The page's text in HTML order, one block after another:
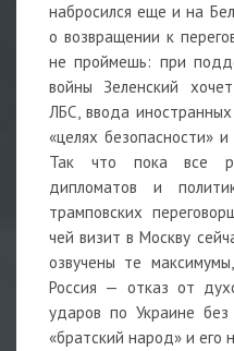
набросился еще и на
о возвращении к
не проймешь: при
войны Зеленский
ЛБС, ввода
«целях безопасности»
Так что пока все
дипломатов и
трамповских
чей визит в Москву
озвучены те
Россия — отказ от
ударов по Украине
«братский народ» и его